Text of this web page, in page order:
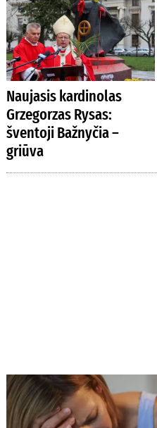
Naujasis kardinolas
Grzegorzas Rysas:
šventoji Bažnyčia –
griūva